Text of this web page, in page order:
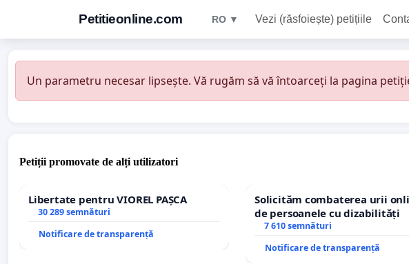
Petitieonline.com RO ▼ Vezi (răsfoiește) petițiile
Un parametru necesar lipsește. Vă rugăm să vă întoarceți la pagina
Petiții promovate de alți utilizatori
Libertate pentru VIOREL PAȘCA
30 289 semnături
Notificare de transparență
Solicităm combaterea urii
de persoanele cu dizabilități
7 610 semnături
Notificare de transparență